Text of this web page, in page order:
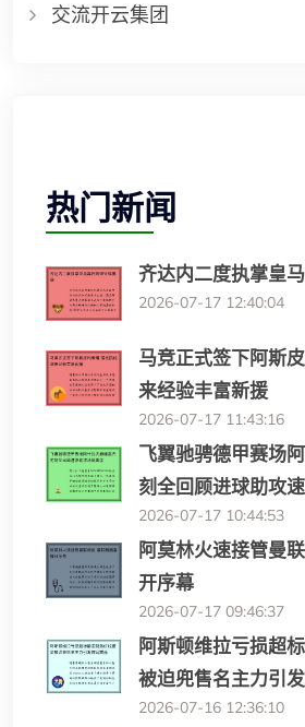
交流开云集团
热门新闻
齐达内二度执掌皇
2026-07-17 12:40:04
马竞正式签下阿斯
来经验丰富新援
2026-07-17 11:43:16
飞翼驰骋德甲赛场
刻全回顾进球助攻
2026-07-17 10:44:53
阿莫林火速接管曼
开序幕
2026-07-17 09:46:37
阿斯顿维拉亏损超
被迫兜售名主力引
2026-07-16 12:36:10